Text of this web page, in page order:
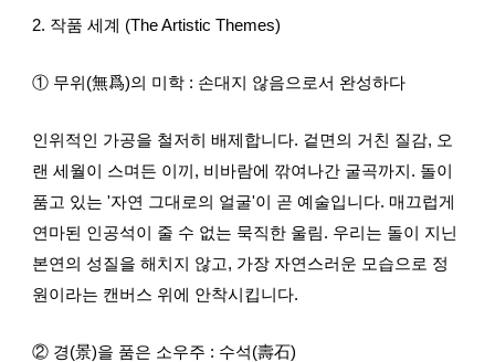
2. 작품 세계 (The Artistic Themes)
① 무위(無爲)의 미학 : 손대지 않음으로서 완성하다
인위적인 가공을 철저히 배제합니다. 겉면의 거친 질감, 오
랜 세월이 스며든 이끼, 비바람에 깎여나간 굴곡까지. 돌이
품고 있는 '자연 그대로의 얼굴'이 곧 예술입니다. 매끄럽게
연마된 인공석이 줄 수 없는 묵직한 울림. 우리는 돌이 지닌
본연의 성질을 해치지 않고, 가장 자연스러운 모습으로 정
원이라는 캔버스 위에 안착시킵니다.
② 경(景)을 품은 소우주 : 수석(壽石)